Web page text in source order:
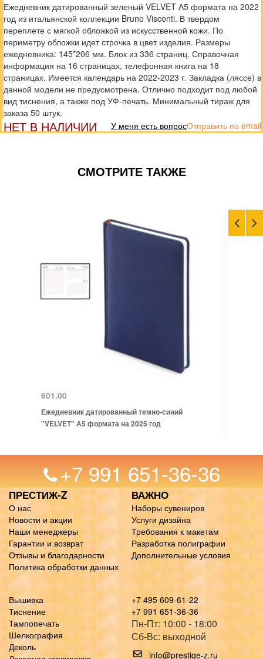
Ежедневник датированный зеленый VELVET А5 формата на 2022
год из итальянской коллекции Bruno Visconti. В твердом
переплете с мягкой обложкой из искусственной кожи. По
периметру обложки идет строчка в цвет изделия. Размеры
ежедневника: 145*206 мм. Блок из 336 страниц. Справочная
информация на 16 страницах, телефонная книга на 18
страницах. Имеется календарь на 2022-2023 г. Закладка (ляссе) в
данной модели не предусмотрена. Отлично подходит под любой
вид тиснения, а также под УФ-печать. Минимальный тираж для
заказа 50 штук.
НЕТ В НАЛИЧИИ Отправить по email
У меня есть вопрос
СМОТРИТЕ ТАКЖЕ
601.00
Ежедневник датированный темно-синий
"VELVET" А5 формата на 2025 год
+7 991 651-36-36
ПРЕСТИЖ-Z
О нас
Новости и акции
Наши менеджеры
Гарантии и возврат
Отзывы и благодарности
Политика обработки данных
ВАЖНО
Наборы сувениров
Услуги дизайна
Требования к макетам
Разработка полиграфии
Дополнительные условия
Вышивка
Тиснение
Тампопечать
Шелкография
Деколь
+7 495 609-61-22
+7 991 651-36-36
Пн-Пт: 10:00 - 18:00
Сб-Вс: выходной
info@prestige-z.ru